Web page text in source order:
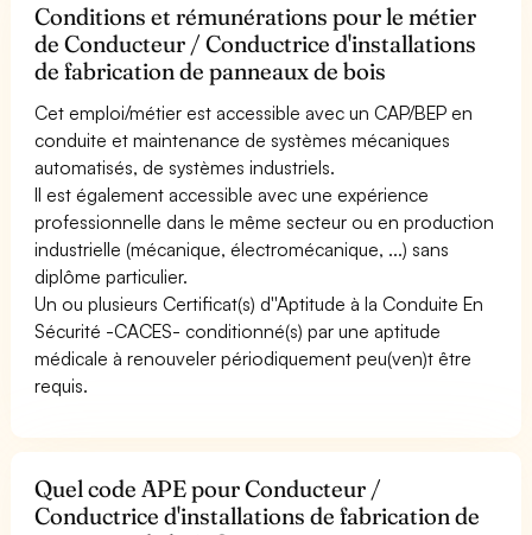
Conditions et rémunérations pour le métier
de Conducteur / Conductrice d'installations
de fabrication de panneaux de bois
Cet emploi/métier est accessible avec un CAP/BEP en
conduite et maintenance de systèmes mécaniques
automatisés, de systèmes industriels.
Il est également accessible avec une expérience
professionnelle dans le même secteur ou en production
industrielle (mécanique, électromécanique, ...) sans
diplôme particulier.
Un ou plusieurs Certificat(s) d''Aptitude à la Conduite En
Sécurité -CACES- conditionné(s) par une aptitude
médicale à renouveler périodiquement peu(ven)t être
requis.
Quel code APE pour Conducteur /
Conductrice d'installations de fabrication de